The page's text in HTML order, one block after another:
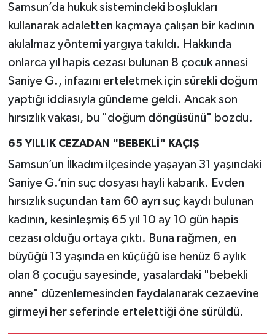
Samsun’da hukuk sistemindeki boşlukları
kullanarak adaletten kaçmaya çalışan bir kadının
akılalmaz yöntemi yargıya takıldı. Hakkında
onlarca yıl hapis cezası bulunan 8 çocuk annesi
Saniye G., infazını erteletmek için sürekli doğum
yaptığı iddiasıyla gündeme geldi. Ancak son
hırsızlık vakası, bu "doğum döngüsünü" bozdu.
65 YILLIK CEZADAN "BEBEKLİ" KAÇIŞ
Samsun’un İlkadım ilçesinde yaşayan 31 yaşındaki
Saniye G.’nin suç dosyası hayli kabarık. Evden
hırsızlık suçundan tam 60 ayrı suç kaydı bulunan
kadının, kesinleşmiş 65 yıl 10 ay 10 gün hapis
cezası olduğu ortaya çıktı. Buna rağmen, en
büyüğü 13 yaşında en küçüğü ise henüz 6 aylık
olan 8 çocuğu sayesinde, yasalardaki "bebekli
anne" düzenlemesinden faydalanarak cezaevine
girmeyi her seferinde ertelettiği öne sürüldü.